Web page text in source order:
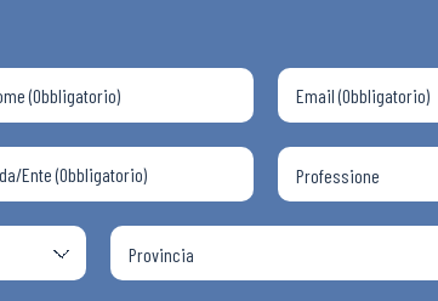
Chi Siamo